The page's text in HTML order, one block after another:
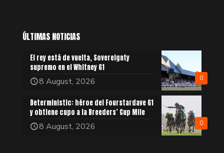
ÚLTIMAS NOTICIAS
0
El rey está de vuelta, Sovereignty
supremo en el Whitney G1
8 August, 2026
0
Deterministic: héroe del Fourstardave G1
y obtiene cupo a la Breeders’ Cup Mile
8 August, 2026